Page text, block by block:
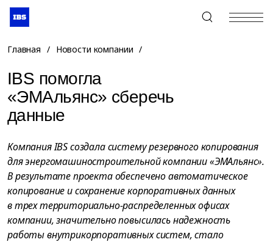
+7 (495) 967-80-80
Главная / Новости компании /
IBS помогла
«ЭМАльянс» сберечь
данные
Компания IBS создала систему резервного копирования
для энергомашиностроительной компании «ЭМАльянс».
В результате проекта обеспечено автоматическое
копирование и сохранение корпоративных данных
в трех территориально-распределенных офисах
компании, значительно повысилась надежность
работы внутрикорпоративных систем, стало